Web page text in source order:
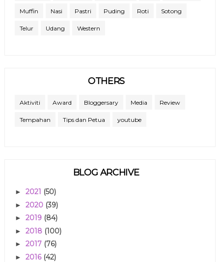
Muffin Nasi Pastri Puding Roti Sotong
Telur Udang Western
OTHERS
Aktiviti Award Bloggersary Media Review
Tempahan Tips dan Petua youtube
BLOG ARCHIVE
► 2021 (50)
► 2020 (39)
► 2019 (84)
► 2018 (100)
► 2017 (76)
► 2016 (42)